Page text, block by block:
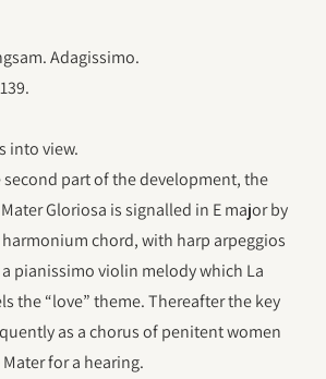
Adagissimo.
into view.
second part of the development, the
Gloriosa is signalled in E major by
chord, with harp arpeggios
pianissimo violin melody which La
the “love” theme. Thereafter the key
as a chorus of penitent women
for a hearing.